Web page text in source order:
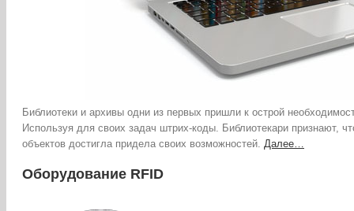
Библиотеки и архивы одни из первых пришли к острой
Используя для своих задач штрих-коды. Библиотекари признают,
объектов достигла придела своих возможностей. Далее…
Оборудование RFID